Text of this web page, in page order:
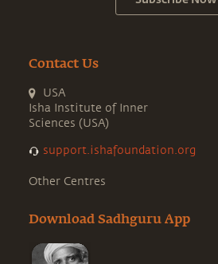
Contact Us
USA
Isha Institute of Inner
Sciences (USA)
support.ishafoundation.org
Other Centres
Download Sadhguru App